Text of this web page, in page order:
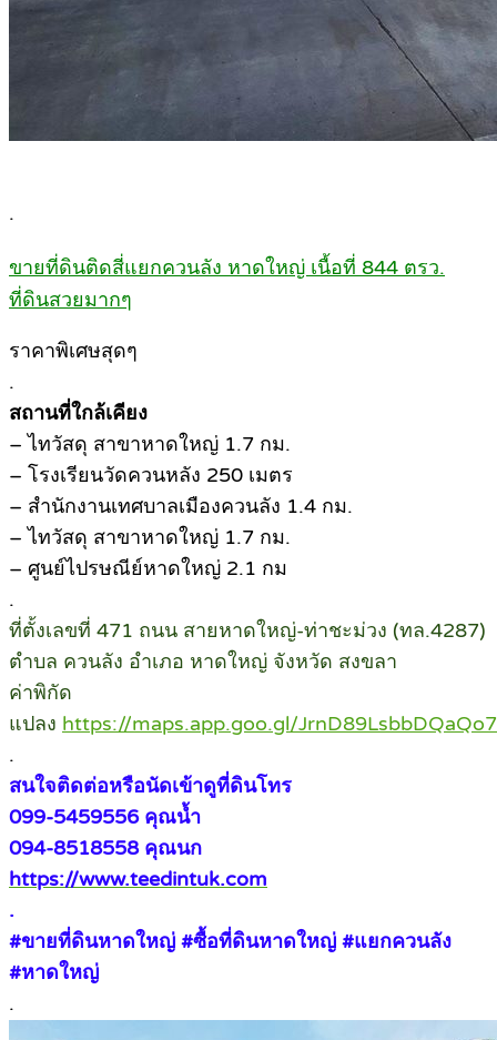
.
ขายที่ดินติดสี่แยกควนลัง หาดใหญ่ เนื้อที่ 844 ตรว.
ที่ดินสวยมากๆ
ราคาพิเศษสุดๆ
.
สถานที่ใกล้เคียง
– ไทวัสดุ สาขาหาดใหญ่ 1.7 กม.
– โรงเรียนวัดควนหลัง 250 เมตร
– สำนักงานเทศบาลเมืองควนลัง 1.4 กม.
– ไทวัสดุ สาขาหาดใหญ่ 1.7 กม.
– ศูนย์ไปรษณีย์หาดใหญ่ 2.1 กม
.
ที่ตั้งเลขที่ 471 ถนน สายหาดใหญ่-ท่าชะม่วง (ทล.4287)
ตำบล ควนลัง อำเภอ หาดใหญ่ จังหวัด สงขลา
ค่าพิกัด
แปลง https://maps.app.goo.gl/
.
สนใจติดต่อหรือนัดเข้าดูที่ดินโทร
099-5459556 คุณน้ำ
094-8518558 คุณนก
https://www.teedintuk.com
.
#ขายที่ดินหาดใหญ่ #ซื้อที่ดินหาดใหญ่ #แยกควนลัง
#หาดใหญ่
.